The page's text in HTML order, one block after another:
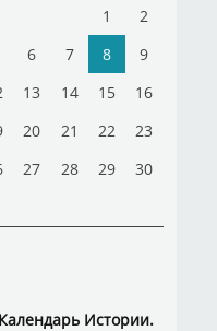
1
2
6 7 8
9
13 14 15
16
20 21 22
23
27 28 29
30
Истории.